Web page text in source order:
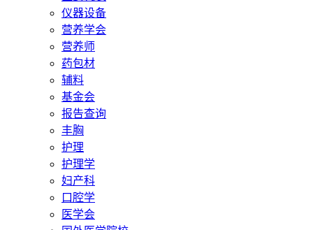
仪器设备
营养学会
营养师
药包材
辅料
基金会
报告查询
丰胸
护理
护理学
妇产科
口腔学
医学会